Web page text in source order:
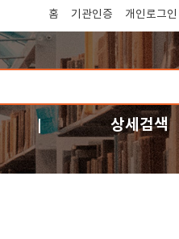
홈 기관인증 개인로그인
상세검색